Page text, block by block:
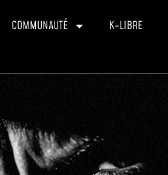
COMMUNAUTÉ K-LIBRE